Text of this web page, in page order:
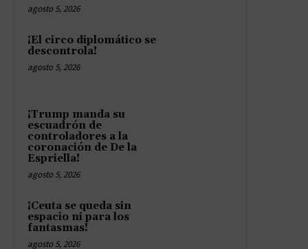
agosto 5, 2026
¡El circo diplomático se
descontrola!
agosto 5, 2026
¡Trump manda su
escuadrón de
controladores a la
coronación de De la
Espriella!
agosto 5, 2026
¡Ceuta se queda sin
espacio ni para los
fantasmas!
agosto 5, 2026